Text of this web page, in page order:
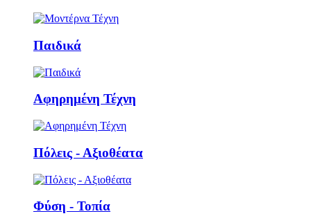
Παιδικά
Αφηρημένη Τέχνη
Πόλεις - Αξιοθέατα
Φύση - Τοπία